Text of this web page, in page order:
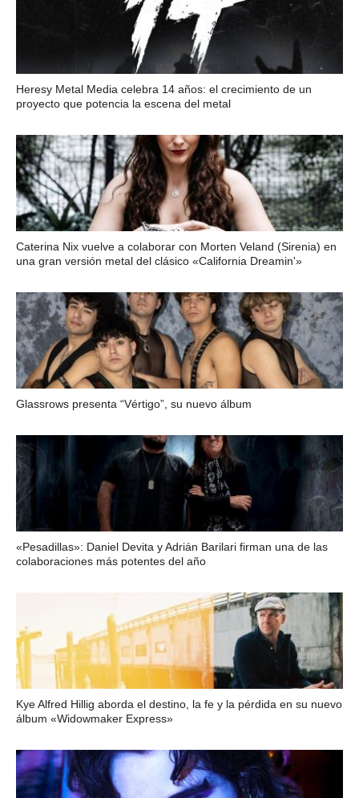
Heresy Metal Media celebra 14 años: el crecimiento de un
proyecto que potencia la escena del metal
Caterina Nix vuelve a colaborar con Morten Veland (Sirenia) en
una gran versión metal del clásico «California Dreamin'»
Glassrows presenta “Vértigo”, su nuevo álbum
«Pesadillas»: Daniel Devita y Adrián Barilari firman una de las
colaboraciones más potentes del año
Kye Alfred Hillig aborda el destino, la fe y la pérdida en su nuevo
álbum «Widowmaker Express»